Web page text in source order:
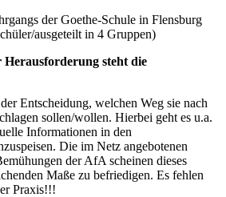
der Goethe-Schule in Flensburg
ausgeteilt in 4 Gruppen)
Herausforderung steht die
Entscheidung, welchen Weg sie nach
sollen/wollen. Hierbei geht es u.a.
Informationen in den
Die im Netz angebotenen
der AfA scheinen dieses
Maße zu befriedigen. Es fehlen
Praxis!!!